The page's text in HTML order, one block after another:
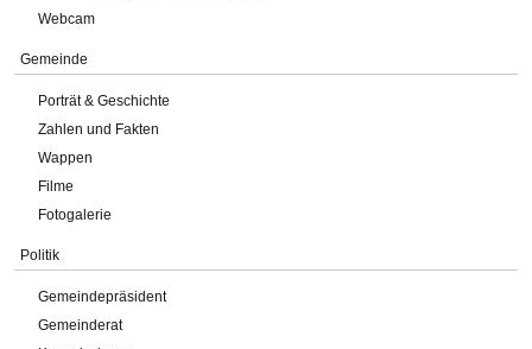
Webcam
Gemeinde
Porträt & Geschichte
Zahlen und Fakten
Wappen
Filme
Fotogalerie
Politik
Gemeindepräsident
Gemeinderat